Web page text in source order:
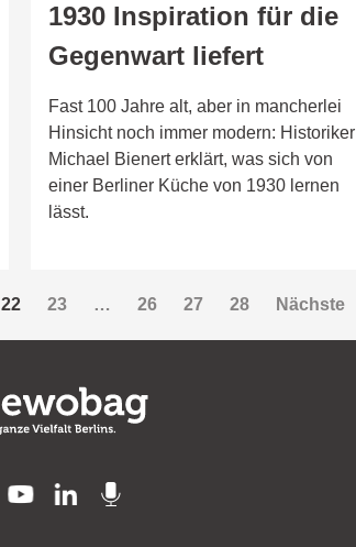
1930 Inspiration für die
Gegenwart liefert
Fast 100 Jahre alt, aber in mancherlei
Hinsicht noch immer modern: Historiker
Michael Bienert erklärt, was sich von
einer Berliner Küche von 1930 lernen
lässt.
Seitennummerierung
der
Beiträge
22 23 … 26 27 28 Nächste